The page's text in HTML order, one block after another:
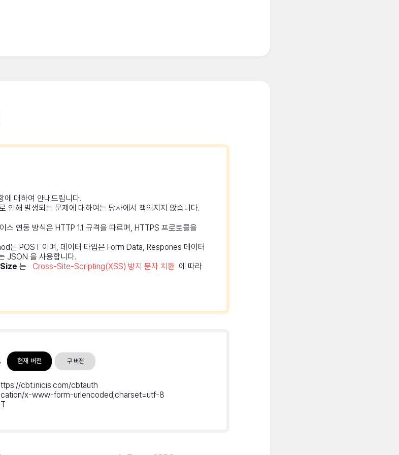
에 대하여 안내드립니다.
인해 발생되는 문제에 대하여는 당사에서 책임지지 않습니다.
스 연동 방식은 HTTP 1.1 규격을 따르며, HTTPS 프로토콜을
는 POST 이며, 데이터 타입은 Form Data, Respones 데이터
JSON 을 사용합니다.
는 Cross-Site-Scripting(XSS) 방지 문자 치환 에 따라
현재 버전 구 버전
cbt.inicis.com/cbtauth
x-www-form-urlencoded;charset=utf-8